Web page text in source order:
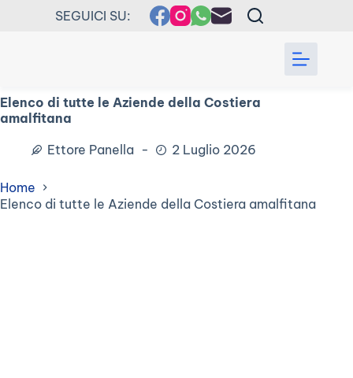
SEGUICI SU:
Elenco di tutte le Aziende della Costiera
amalfitana
Ettore Panella
2 Luglio 2026
Home
Elenco di tutte le Aziende della Costiera amalfitana